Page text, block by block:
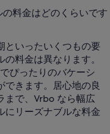
料金はどのくらいです
といったいくつもの要
料金は異なります。
ぴったりのバケーシ
できます。居心地の良
まで、Vrbo なら幅広
にリーズナブルな料金